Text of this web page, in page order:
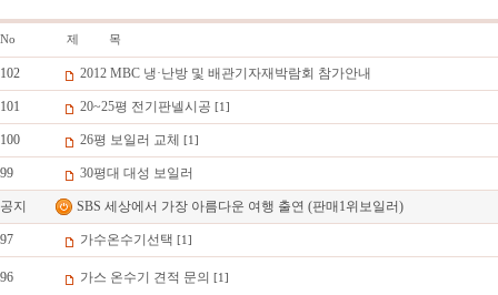
No 제 목
102 2012 MBC 냉·난방 및 배관기자재박람회 참가안내
101 20~25평 전기판넬시공 [1]
100 26평 보일러 교체 [1]
99 30평대 대성 보일러
공지 SBS 세상에서 가장 아름다운 여행 출연 (판매1위보일러)
97 가수온수기선택 [1]
96 가스 온수기 견적 문의 [1]